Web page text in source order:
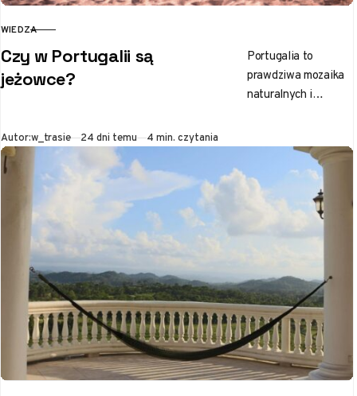
KATEGORIA
WIEDZA
Czy w Portugalii są
jeżowce?
Portugalia to
prawdziwa mozaika
naturalnych i
przyciągają
podróżników z
całego świata.
Wybrzeże tego kraju
od lat przyciąga…
Autor:w_trasie Opublikowano
24 dni temu 4 min. czytania